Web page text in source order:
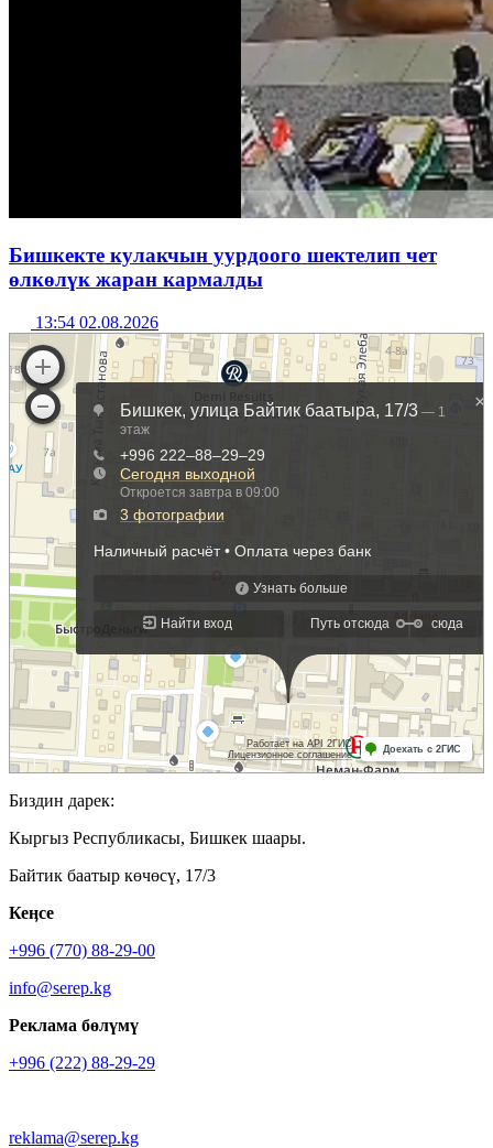
Бишкекте кулакчын уурдоого шектелип чет
өлкөлүк жаран кармалды
13:54 02.08.2026
Биздин дарек:
Кыргыз Республикасы, Бишкек шаары.
Байтик баатыр көчөсү, 17/3
Кеӊсе
+996 (770) 88-29-00
info@serep.kg
Реклама бөлүмү
+996 (222) 88-29-29
reklama@serep.kg